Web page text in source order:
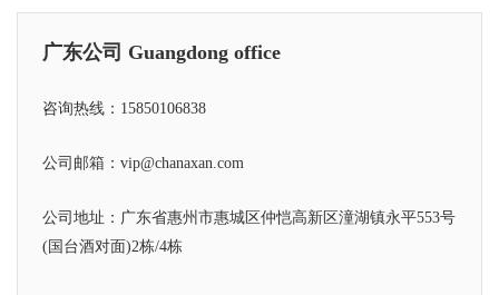
广东公司 Guangdong office
咨询热线：15850106838
公司邮箱：vip@chanaxan.com
公司地址：广东省惠州市惠城区仲恺高新区潼湖镇永平553号
(国台酒对面)2栋/4栋